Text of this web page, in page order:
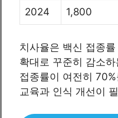
2024 1,800
치사율은 백신 접종
확대로 꾸준히 감소
접종률이 여전히
교육과 인식 개선이